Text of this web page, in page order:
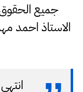
جميع
الاستاذ احمد